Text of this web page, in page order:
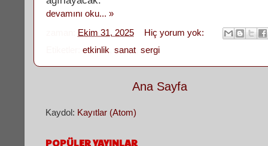
devamını oku... »
Ekim 31, 2025
Hiç yorum yok:
etkinlik sanat sergi
Ana Sayfa
Kaydol: Kayıtlar (Atom)
POPÜLER YAYINLAR